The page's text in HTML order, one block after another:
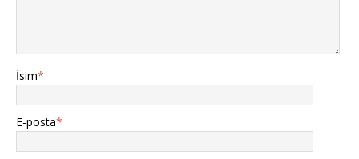
İsim*
E-posta*